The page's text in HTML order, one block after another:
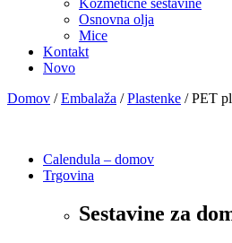
Kozmetične sestavine
Osnovna olja
Mice
Kontakt
Novo
Domov /Embalaža /Plastenke / PET
Calendula – domov
Trgovina
Sestavine za